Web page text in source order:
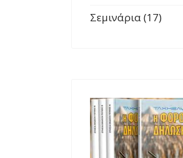
Σεμινάρια (17)